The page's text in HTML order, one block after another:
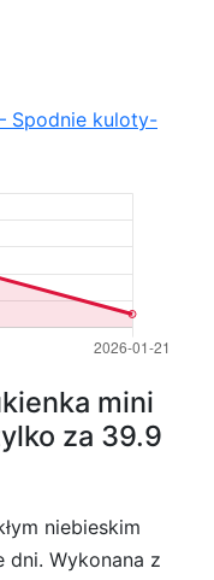
Spodnie kuloty-
mini
za 39.9
niebieskim
Wykonana z